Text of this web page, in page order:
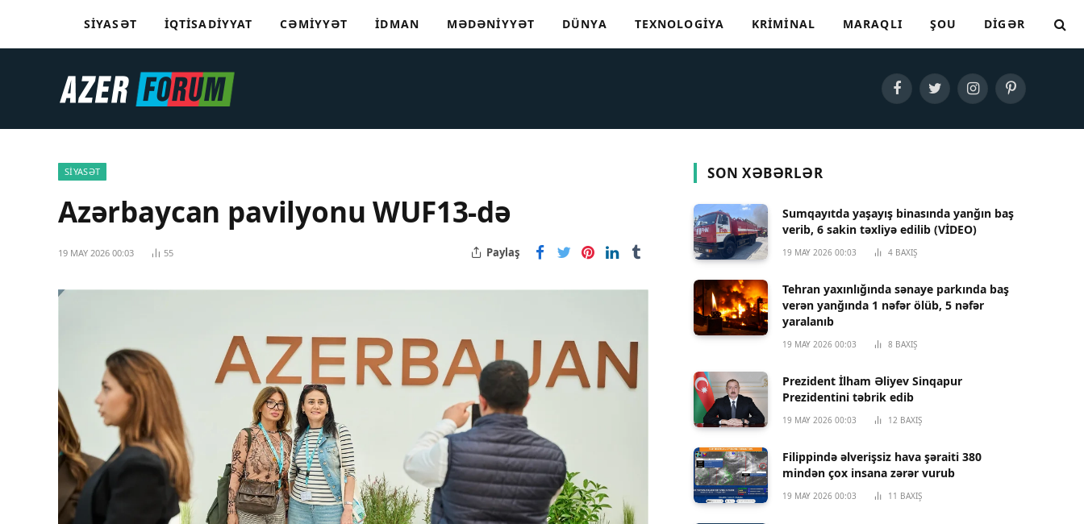
SIYASƏT İQTISADIYYAT CƏMIYYƏT İDMAN MƏDƏNIYYƏT DÜNYA TEXNOLOGIYA KRIMINAL MARAQLI ŞOU DIGƏR
FacebookTwitterInstagramPinterest
SIYASƏT
Azərbaycan pavilyonu WUF13-də
19 MAY 2026 00:03 55 Paylaş
SON XƏBƏRLƏR
Sumqayıtda yaşayış binasında yanğın baş
verib, 6 sakin təxliyə edilib (VİDEO)
19 MAY 2026 00:03 4 BAXIŞ
Tehran yaxınlığında sənaye parkında baş
verən yanğında 1 nəfər ölüb, 5 nəfər
yaralanıb
19 MAY 2026 00:03 8 BAXIŞ
Prezident İlham Əliyev Sinqapur
Prezidentini təbrik edib
19 MAY 2026 00:03 12 BAXIŞ
Filippində əlverişsiz hava şəraiti 380
mindən çox insana zərər vurub
19 MAY 2026 00:03 11 BAXIŞ